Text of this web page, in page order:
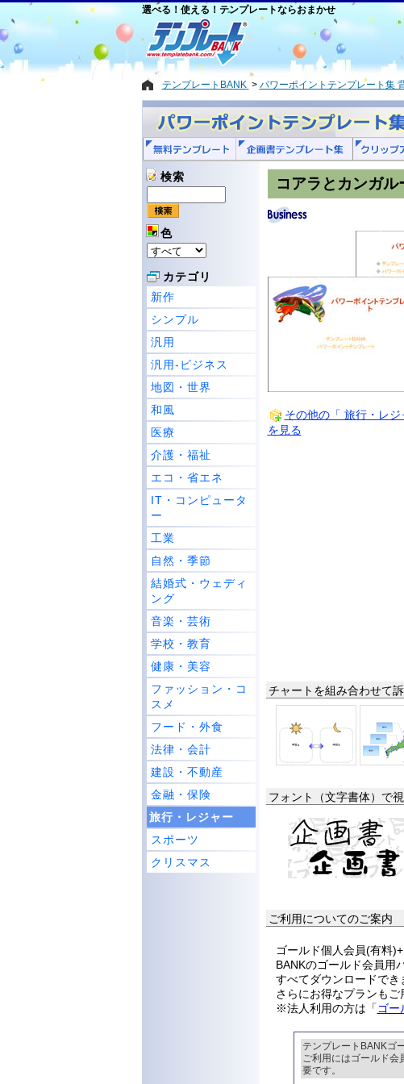
選べる！使える！テンプレートならおまかせ
テンプレートBANK パワーポイントテンプレート集
検索
色
カテゴリ
新作
シンプル
汎用
汎用-ビジネス
地図・世界
和風
医療
介護・福祉
エコ・省エネ
IT・コンピュータ
ー
工業
自然・季節
結婚式・ウェディ
ング
音楽・芸術
学校・教育
健康・美容
ファッション・コ
スメ
フード・外食
法律・会計
建設・不動産
金融・保険
旅行・レジャー
スポーツ
クリスマス
コアラとカンガ
その他の「 旅行・レ
を見る
チャートを組み合わせて
フォント（文字書体）で
ご利用についてのご案内
ゴールド個人会員(有料
BANKのゴールド会員用
すべてダウンロードでき
さらにお得なプランも
※法人利用の方は「 ゴー
テンプレートBANKゴ
ご利用にはゴールド
要です。